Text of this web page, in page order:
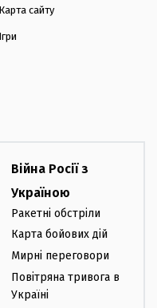
Карта сайту
Ігри
Війна Росії з
Україною
Ракетні обстріли
Карта бойових дій
Мирні переговори
Повітряна тривога в
Україні